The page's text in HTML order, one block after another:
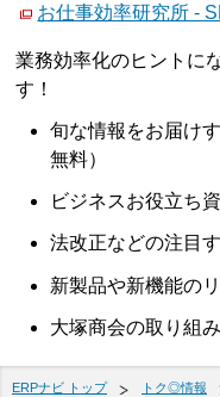
お仕事効率研究所 -
業務効率化のヒントに
す！
旬な情報をお届け
無料）
ビジネスお役立ち
法改正などの注目
新製品や新機能の
大塚商会の取り組
ERPナビ トップ トク◎情報